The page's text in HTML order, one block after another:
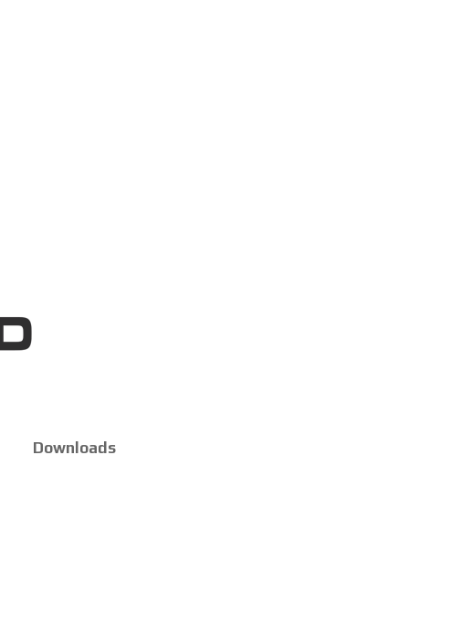
Downloads